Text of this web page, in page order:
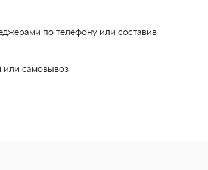
по телефону или составив
самовывоз